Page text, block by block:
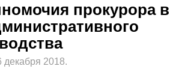
прокурора
декабря 2018.